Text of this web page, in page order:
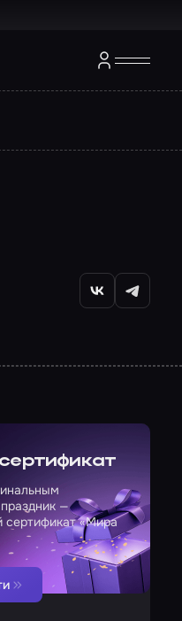
—
сертификат «Мира